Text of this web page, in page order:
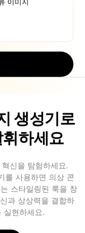
생성기로
하세요
신을 탐험하세요.
를 사용하면 의상 콘
스타일링된 룩을 창
과 상상력을 결합하
실현하세요.